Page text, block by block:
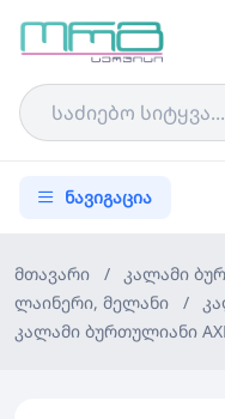
ნავიგაცია
მთავარი /
კალამი
ლაინერი, მელანი
/
კალამი ბურთულიანი